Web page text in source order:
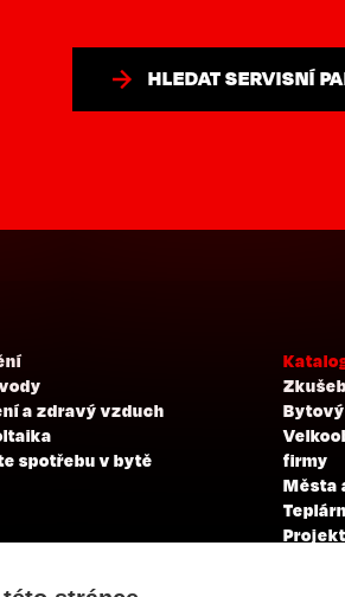
HLEDAT SERVISNÍ
a zdravý vzduch
spotřebu v bytě
firmy
Města